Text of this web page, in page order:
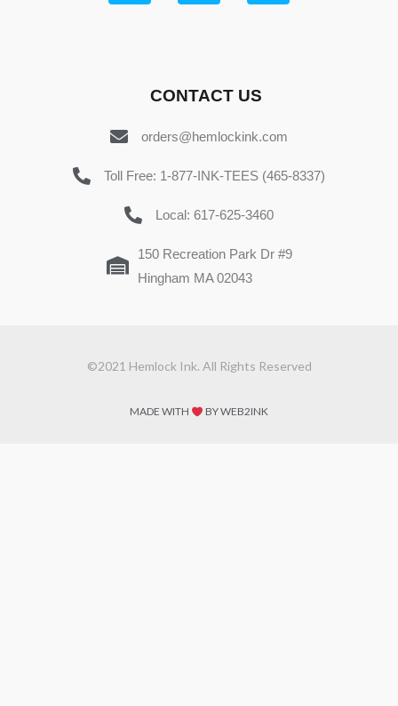
CONTACT US
orders@hemlockink.com
Toll Free: 1-877-INK-TEES (465-8337)
Local: 617-625-3460
150 Recreation Park Dr #9
Hingham MA 02043
©2021 Hemlock Ink. All Rights Reserved
MADE WITH BY WEB2INK